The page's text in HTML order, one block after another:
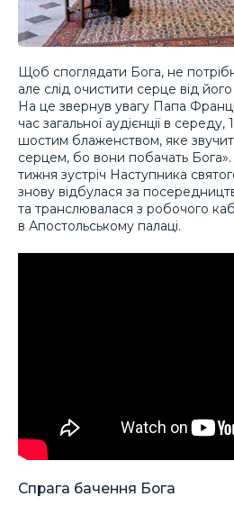
Щоб споглядати Бога, не
але слід очистити серце від його
На це звернув увагу Папа
час загальної аудієнції в
шостим блаженством, яке
серцем, бо вони побачать
тижня зустріч Наступника
знову відбулася за
та транслювалася з робочого
в Апостольському палаці.
Спрага бачення Бога